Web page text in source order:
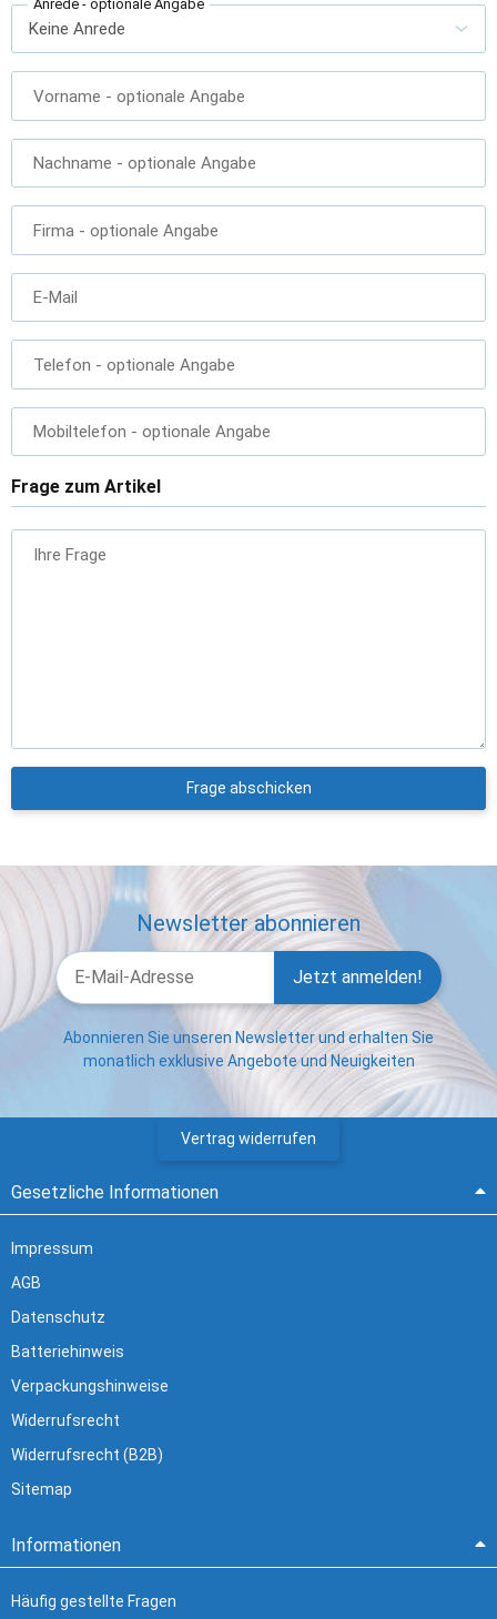
Anrede - optionale Angabe
Vorname - optionale Angabe
Nachname - optionale Angabe
Firma - optionale Angabe
E-Mail
Telefon - optionale Angabe
Mobiltelefon - optionale Angabe
Frage zum Artikel
Ihre Frage
Frage abschicken
Newsletter abonnieren
Jetzt anmelden!
Abonnieren Sie unseren Newsletter und erhalten Sie
monatlich exklusive Angebote und Neuigkeiten
Vertrag widerrufen
Gesetzliche Informationen
Impressum
AGB
Datenschutz
Batteriehinweis
Verpackungshinweise
Widerrufsrecht
Widerrufsrecht (B2B)
Sitemap
Informationen
Häufig gestellte Fragen